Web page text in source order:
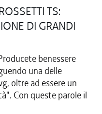
TS:
DI GRANDI
benessere
una delle
oltre ad essere un
Con queste parole il